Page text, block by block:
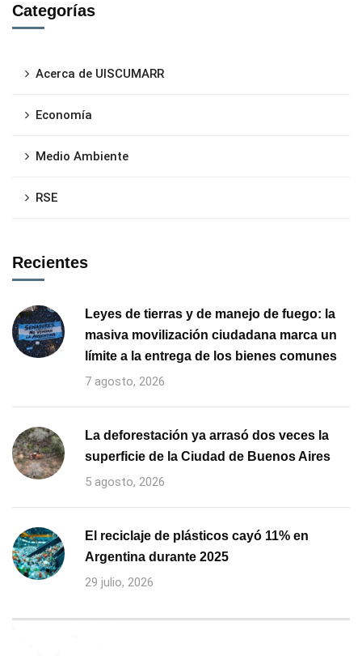
Categorías
Acerca de UISCUMARR
Economía
Medio Ambiente
RSE
Recientes
Leyes de tierras y de manejo de fuego: la
masiva movilización ciudadana marca un
límite a la entrega de los bienes comunes
7 agosto, 2026
La deforestación ya arrasó dos veces la
superficie de la Ciudad de Buenos Aires
5 agosto, 2026
El reciclaje de plásticos cayó 11% en
Argentina durante 2025
29 julio, 2026